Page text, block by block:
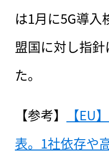
は1月に5G導
盟国に対し指
た。
【参考】
【EU
表。1社依存や